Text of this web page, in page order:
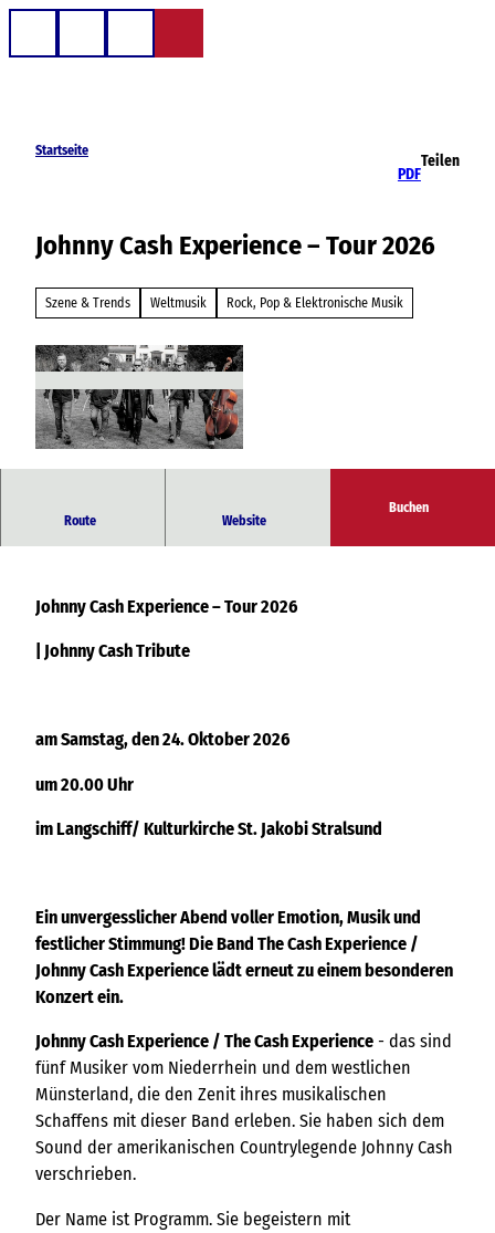
Startseite
PDF
Teilen
Johnny Cash Experience – Tour 2026
Szene & Trends Weltmusik Rock, Pop & Elektronische Musik
Route Website
Buchen
Johnny Cash Tribute
Johnny Cash Experience – Tour 2026
| Johnny Cash Tribute
am Samstag, den 24. Oktober 2026
um 20.00 Uhr
im Langschiff/ Kulturkirche St. Jakobi Stralsund
Ein unvergesslicher Abend voller Emotion, Musik und
festlicher Stimmung! Die Band The Cash Experience /
Johnny Cash Experience lädt erneut zu einem besonderen
Konzert ein.
Johnny Cash Experience / The Cash Experience - das sind
fünf Musiker vom Niederrhein und dem westlichen
Münsterland, die den Zenit ihres musikalischen
Schaffens mit dieser Band erleben. Sie haben sich dem
Sound der amerikanischen Countrylegende Johnny Cash
verschrieben.
Der Name ist Programm. Sie begeistern mit